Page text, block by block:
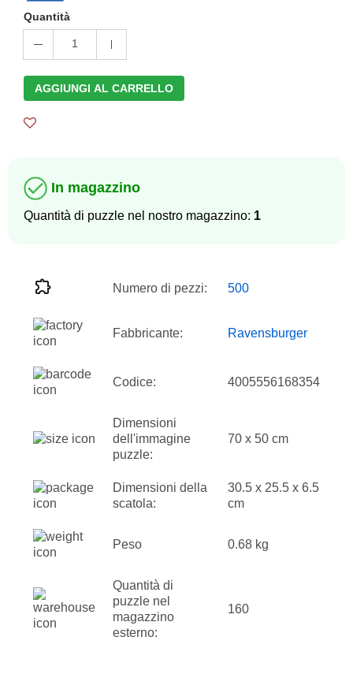
Quantità
1
AGGIUNGI AL CARRELLO
In magazzino
Quantità di puzzle nel nostro magazzino: 1
Numero di pezzi: 500
Fabbricante: Ravensburger
Codice: 4005556168354
Dimensioni
dell'immagine
puzzle:
70 x 50 cm
Dimensioni della
scatola:
30.5 x 25.5 x 6.5
cm
Peso 0.68 kg
Quantità di
puzzle nel
magazzino
esterno:
160